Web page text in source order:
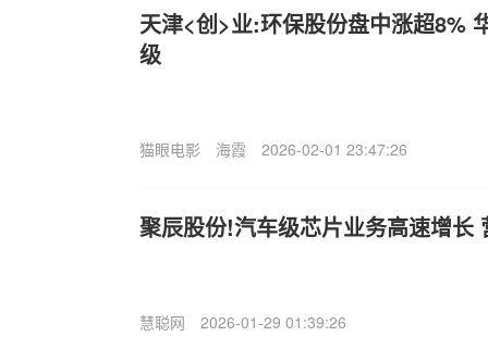
天津<创>业:环保股份盘中涨超8%
级
猫眼电影 海霞 2026-02-01 23:47:26
聚辰股份!汽车级芯片业务高速增长
慧聪网 2026-01-29 01:39:26